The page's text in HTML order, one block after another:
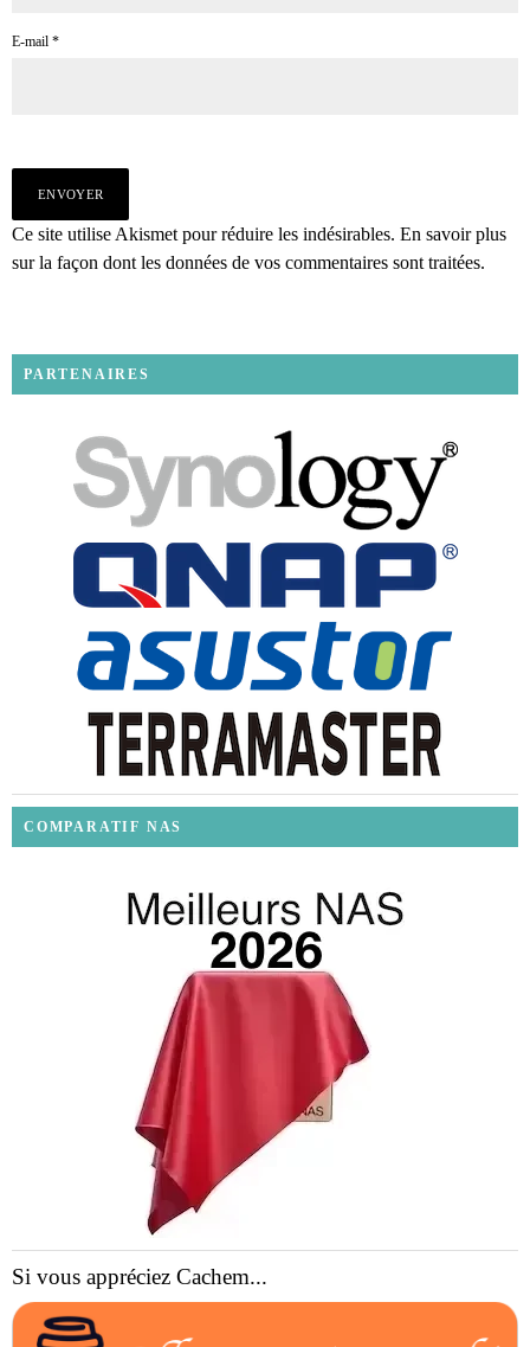
E-mail *
Ce site utilise Akismet pour réduire les indésirables. En savoir plus
sur la façon dont les données de vos commentaires sont traitées.
PARTENAIRES
COMPARATIF NAS
Si vous appréciez Cachem...